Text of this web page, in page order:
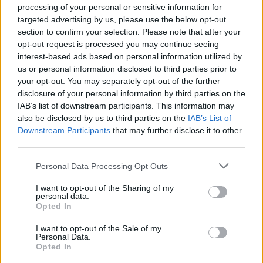
processing of your personal or sensitive information for
targeted advertising by us, please use the below opt-out
section to confirm your selection. Please note that after your
opt-out request is processed you may continue seeing
interest-based ads based on personal information utilized by
us or personal information disclosed to third parties prior to
your opt-out. You may separately opt-out of the further
disclosure of your personal information by third parties on the
IAB’s list of downstream participants. This information may
also be disclosed by us to third parties on the IAB’s List of
Downstream Participants that may further disclose it to other
Personal Data Processing Opt Outs
I want to opt-out of the Sharing of my
personal data.
Opted In
I want to opt-out of the Sale of my
Personal Data.
Opted In
ΠΡΙΝ 11 ΏΡΕΣ
Ο δικηγόρος της 46χρονης
κατηγορούμενης για την επίθεση
στη Marfin, επιμένει κατηγορηματικά πως
τα στοιχεία που έχει στα χέρια της η
αστυνομία δεν στέκουν.
Καιρός: Πού θα «χτυπήσει» η
ζέστη σήμερα
ΠΡΙΝ 11 ΏΡΕΣ
Δείτε πού θα χτυπήσει περισσότερο η
ζέστη και πώς να προετοιμαστείτε
Αύγουστος: Ρεκόρ Αναχωρήσεων με 56.000